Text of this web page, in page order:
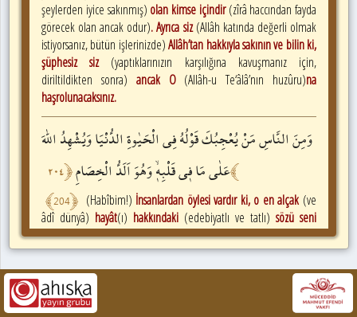
şeylerden iyice sakınmış) olan kimse içindir(zîrâ haccından fayda
görecek olan ancak odur). Ayrıca siz(Allâh katında değerli olmak
istiyorsanız, bütün işlerinizde)Allâh’tan hakkıyla sakının ve bilin ki,
şüphesiz siz (yaptıklarınızın karşılığına kavuşmanız için,
diriltildikten sonra) ancak O (Allâh-u Te‘âlâ’nın huzûru)na
haşrolunacaksınız.
وَمِنَالنَّاسِمَنْيُعْجِبُكَقَوْلُهُفِيالْحَيٰوةِالدُّنْيَاوَيُشْهِدُاللّٰهَ
عَلٰىمَاف۪يقَلْبِه۪ۙوَهُوَاَلَدُّالْخِصَامِ﴿٢٠٤
﴾
﴾204﴿ (Habîbim!) İnsanlardan öylesi vardır ki, o en alçak (ve
âdî dünyâ) hayât(ı) hakkındaki (edebiyatlı ve tatlı) sözü seni
hayran bırakmaktadır ve o,(seni inandırmak için yemîne
başvurarak)kalbinde olan(inancıyl)a(sözünün birbirine uygun
olduğuna dâir)Allâh’ı şâhit tutmaktadır. Hâlbuki o kişi(sana ve
İslâm’a karşı)
düşmanlığı en şiddetli olandır /düşmanların en
katısıdır/.